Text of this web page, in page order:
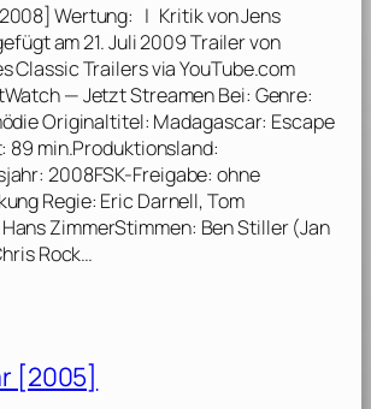
Wertung: | Kritik von Jens
am 21. Juli 2009 Trailer von
Classic Trailers via YouTube.com
— Jetzt Streamen Bei: Genre:
Originaltitel: Madagascar: Escape
89 min.Produktionsland:
2008FSK-Freigabe: ohne
Regie: Eric Darnell, Tom
ZimmerStimmen: Ben Stiller (Jan
Rock…
[2005]